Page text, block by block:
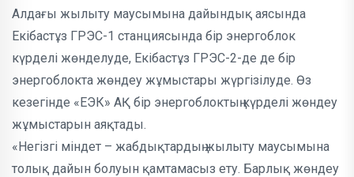
Алдағы жылыту маусымына дайындық аясында
Екібастұз ГРЭС-1 станциясында бір энергоблок
күрделі жөнделуде, Екібастұз ГРЭС-2-де де бір
энергоблокта жөндеу жұмыстары жүргізілуде. Өз
кезегінде «ЕЭК» АҚ бір энергоблоктың күрделі жөндеу
жұмыстарын аяқтады.
«Негізгі міндет – жабдықтардың жылыту маусымына
толық дайын болуын қамтамасыз ету. Барлық жөндеу